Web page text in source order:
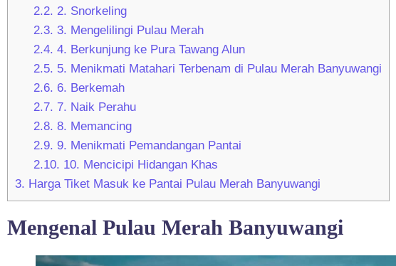
2.2. 2. Snorkeling
2.3. 3. Mengelilingi Pulau Merah
2.4. 4. Berkunjung ke Pura Tawang Alun
2.5. 5. Menikmati Matahari Terbenam di Pulau Merah Banyuwangi
2.6. 6. Berkemah
2.7. 7. Naik Perahu
2.8. 8. Memancing
2.9. 9. Menikmati Pemandangan Pantai
2.10. 10. Mencicipi Hidangan Khas
3. Harga Tiket Masuk ke Pantai Pulau Merah Banyuwangi
Mengenal Pulau Merah Banyuwangi